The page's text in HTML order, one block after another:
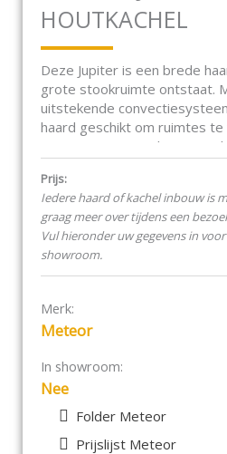
HOUTKACHEL
Deze Jupiter is een brede
grote stookruimte ontstaat.
uitstekende
haard geschikt om ruimtes
wat extra warmte kunnen
Prijs:
Iedere haard of kachel inbouw is
graag meer over tijdens een
Vul hieronder uw gegevens in
showroom.
Merk:
Meteor
In showroom:
Nee
Folder Meteor
Prijslijst Meteor